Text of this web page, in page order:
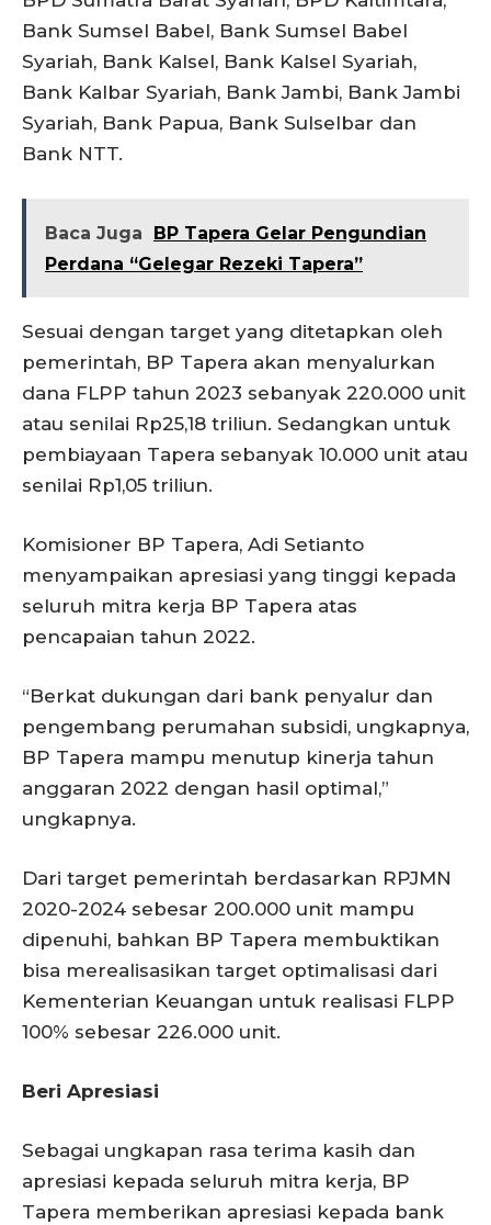
Bank Sumsel Babel, Bank Sumsel Babel
Syariah, Bank Kalsel, Bank Kalsel Syariah,
Bank Kalbar Syariah, Bank Jambi, Bank Jambi
Syariah, Bank Papua, Bank Sulselbar dan
Bank NTT.
Baca Juga
BP Tapera Gelar Pengundian
Perdana “Gelegar Rezeki Tapera”
Sesuai dengan target yang ditetapkan oleh
pemerintah, BP Tapera akan menyalurkan
dana FLPP tahun 2023 sebanyak 220.000 unit
atau senilai Rp25,18 triliun. Sedangkan untuk
pembiayaan Tapera sebanyak 10.000 unit atau
senilai Rp1,05 triliun.
Komisioner BP Tapera, Adi Setianto
menyampaikan apresiasi yang tinggi kepada
seluruh mitra kerja BP Tapera atas
pencapaian tahun 2022.
“Berkat dukungan dari bank penyalur dan
pengembang perumahan subsidi, ungkapnya,
BP Tapera mampu menutup kinerja tahun
anggaran 2022 dengan hasil optimal,”
ungkapnya.
Dari target pemerintah berdasarkan RPJMN
2020-2024 sebesar 200.000 unit mampu
dipenuhi, bahkan BP Tapera membuktikan
bisa merealisasikan target optimalisasi dari
Kementerian Keuangan untuk realisasi FLPP
100% sebesar 226.000 unit.
Beri Apresiasi
Sebagai ungkapan rasa terima kasih dan
apresiasi kepada seluruh mitra kerja, BP
Tapera memberikan apresiasi kepada bank